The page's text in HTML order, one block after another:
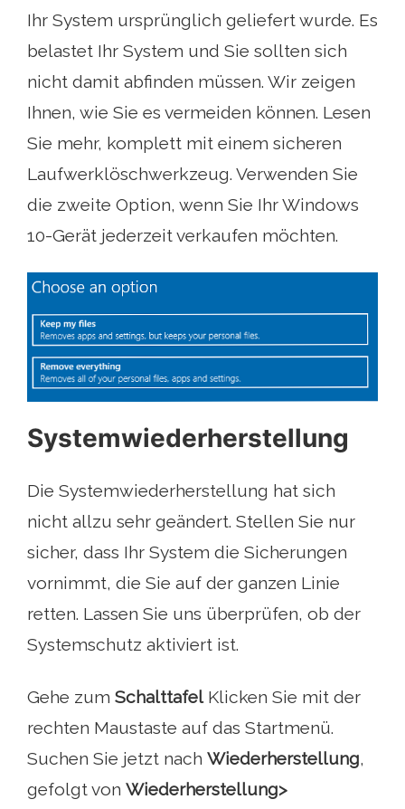
Ihr System ursprünglich geliefert wurde. Es
belastet Ihr System und Sie sollten sich
nicht damit abfinden müssen. Wir zeigen
Ihnen, wie Sie es vermeiden können. Lesen
Sie mehr, komplett mit einem sicheren
Laufwerklöschwerkzeug. Verwenden Sie
die zweite Option, wenn Sie Ihr Windows
10-Gerät jederzeit verkaufen möchten.
Systemwiederherstellung
Die Systemwiederherstellung hat sich
nicht allzu sehr geändert. Stellen Sie nur
sicher, dass Ihr System die Sicherungen
vornimmt, die Sie auf der ganzen Linie
retten. Lassen Sie uns überprüfen, ob der
Systemschutz aktiviert ist.
Gehe zum SchalttafelKlicken Sie mit der
rechten Maustaste auf das Startmenü.
Suchen Sie jetzt nach Wiederherstellung,
gefolgt von Wiederherstellung>